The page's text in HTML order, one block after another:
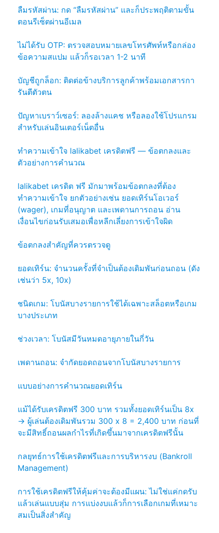
ลืมรหัสผ่าน: กด “ลืมรหัสผ่าน” และก็ประพฤติตามขั้น
ตอนรีเซ็ตผ่านอีเมล
ไม่ได้รับ OTP: ตรวจสอบหมายเลขโทรศัพท์หรือกล่อง
ข้อความสแปม แล้วก็รอเวลา 1-2 นาที
บัญชีถูกล็อก: ติดต่อข้างบริการลูกค้าพร้อมเอกสารกา
รันตีตัวตน
ปัญหาเบราว์เซอร์: ลองล้างแคช หรือลองใช้โปรแกรม
สำหรับเล่นอินเตอร์เน็ตอื่น
ทำความเข้าใจ lalikabet เครดิตฟรี — ข้อตกลงและ
ตัวอย่างการคำนวณ
lalikabet เครดิต ฟรี มักมาพร้อมข้อตกลงที่ต้อง
ทำความเข้าใจ ยกตัวอย่างเช่น ยอดเทิร์นโอเวอร์
(wager), เกมที่อนุญาต และเพดานการถอน อ่าน
เงื่อนไขก่อนรับเสมอเพื่อหลีกเลี่ยงการเข้าใจผิด
ข้อตกลงสำคัญที่ควรตรวจดู
ยอดเทิร์น: จำนวนครั้งที่จำเป็นต้องเดิมพันก่อนถอน (ดัง
เช่นว่า 5x, 10x)
ชนิดเกม: โบนัสบางรายการใช้ได้เฉพาะสล็อตหรือเกม
บางประเภท
ช่วงเวลา: โบนัสมีวันหมดอายุภายในกี่วัน
เพดานถอน: จำกัดยอดถอนจากโบนัสบางรายการ
แบบอย่างการคำนวณยอดเทิร์น
แม้ได้รับเครดิตฟรี 300 บาท รวมทั้งยอดเทิร์นเป็น 8x
→ ผู้เล่นต้องเดิมพันรวม 300 x 8 = 2,400 บาท ก่อนที่
จะมีสิทธิ์ถอนผลกำไรที่เกิดขึ้นมาจากเครดิตฟรีนั้น
กลยุทธ์การใช้เครดิตฟรีและการบริหารงบ (Bankroll
Management)
การใช้เครดิตฟรีให้คุ้มค่าจะต้องมีแผน: ไม่ใช่แค่กดรับ
แล้วเล่นแบบสุ่ม การแบ่งงบแล้วก็การเลือกเกมที่เหมาะ
สมเป็นสิ่งสำคัญ